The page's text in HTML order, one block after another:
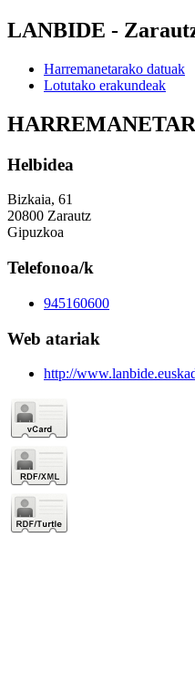
LANBIDE -
Harremanetarako datuak
Lotutako erakundeak
Helbidea
Bizkaia, 61
20800 Zarautz
Gipuzkoa
Telefonoa/k
945160600
Web atariak
http://